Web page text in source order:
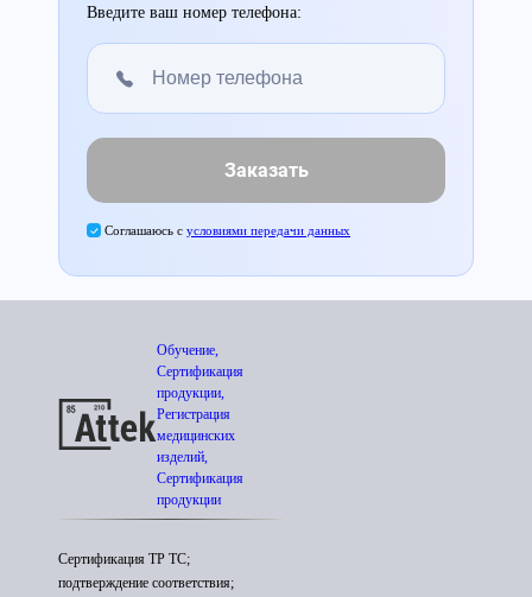
Введите ваш номер телефона:
Заказать
Соглашаюсь с условиями передачи данных
Обучение,
Сертификация
продукции,
Регистрация
медицинских
изделий,
Сертификация
продукции
Сертификация ТР ТС;
подтверждение соответствия;